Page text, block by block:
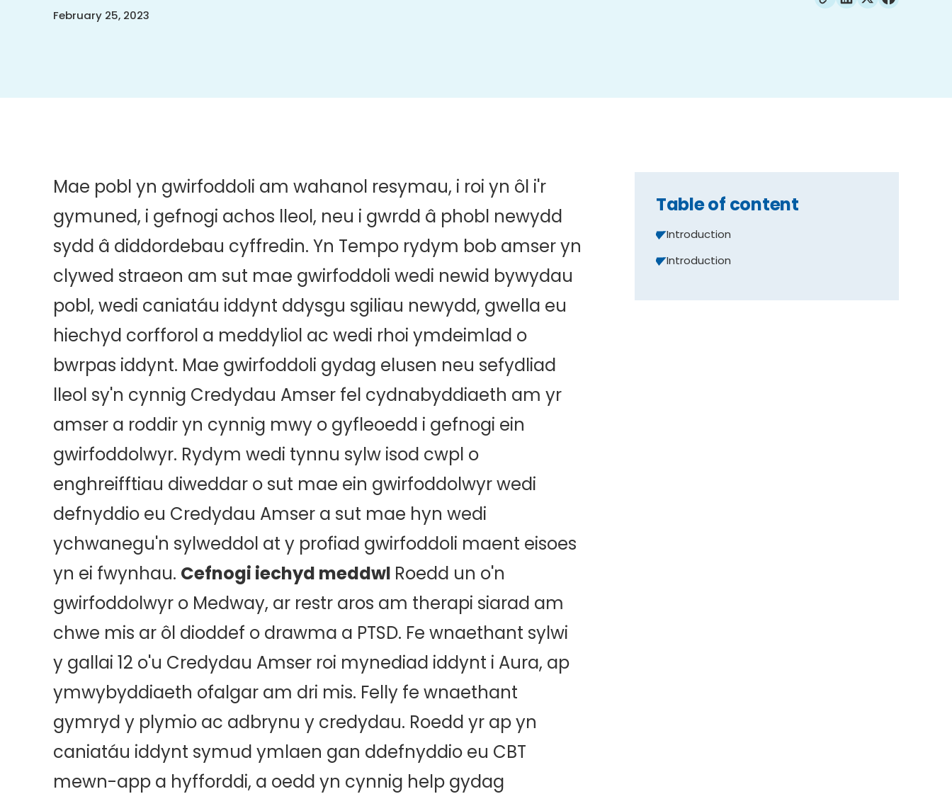
reader
February 25, 2023
Mae pobl yn gwirfoddoli am wahanol resymau, i roi yn ôl i'r
gymuned, i gefnogi achos lleol, neu i gwrdd â phobl newydd
sydd â diddordebau cyffredin. Yn Tempo rydym bob amser yn
clywed straeon am sut mae gwirfoddoli wedi newid bywydau
pobl, wedi caniatáu iddynt ddysgu sgiliau newydd, gwella eu
hiechyd corfforol a meddyliol ac wedi rhoi ymdeimlad o
bwrpas iddynt. Mae gwirfoddoli gydag elusen neu sefydliad
lleol sy'n cynnig Credydau Amser fel cydnabyddiaeth am yr
amser a roddir yn cynnig mwy o gyfleoedd i gefnogi ein
gwirfoddolwyr. Rydym wedi tynnu sylw isod cwpl o
enghreifftiau diweddar o sut mae ein gwirfoddolwyr wedi
defnyddio eu Credydau Amser a sut mae hyn wedi
ychwanegu'n sylweddol at y profiad gwirfoddoli maent eisoes
yn ei fwynhau. Cefnogi iechyd meddwl Roedd un o'n
gwirfoddolwyr o Medway, ar restr aros am therapi siarad am
chwe mis ar ôl dioddef o drawma a PTSD. Fe wnaethant sylwi
y gallai 12 o'u Credydau Amser roi mynediad iddynt i Aura, ap
ymwybyddiaeth ofalgar am dri mis. Felly fe wnaethant
gymryd y plymio ac adbrynu y credydau. Roedd yr ap yn
caniatáu iddynt symud ymlaen gan ddefnyddio eu CBT
mewn-app a hyfforddi, a oedd yn cynnig help gydag
Table of content
Introduction
Introduction